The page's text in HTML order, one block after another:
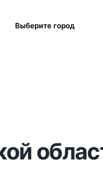
Выберите город